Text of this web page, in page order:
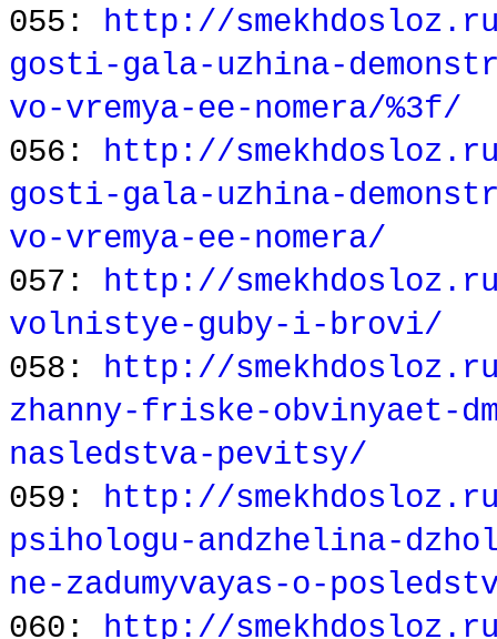
055: http://
gosti-gala-uzhina-
vo-vremya-ee-nomera/%3f/
056: http://
gosti-gala-uzhina-
vo-vremya-ee-nomera/
057: http://
volnistye-guby-i-brovi/
058: http://
zhanny-friske-obvinyaet-
nasledstva-pevitsy/
059: http://
psihologu-andzhelina-
ne-zadumyvayas-o-
060: http://